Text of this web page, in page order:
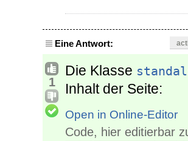
Eine Antwort:
1
Die Klasse
Inhalt der Seite:
Open in Online-Editor
Code, hier editierbar